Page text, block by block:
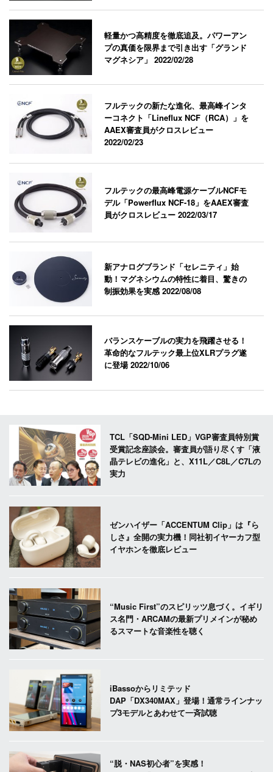
軽量かつ高精度を徹底追及。パワーアン
プの真価を限界まで引き出す「グランド
マグネシア」2022/02/28
フルテックの新たな進化、最高峰インタ
ーコネクト「Lineflux NCF（RCA）」を
AAEX審査員がクロスレビュー
2022/02/23
フルテックの最高峰電源ケーブルNCFモ
デル「Powerflux NCF-18」をAAEX審査
員がクロスレビュー2022/03/17
新アナログブランド「セレニティ」始
動！マグネシウムの特性に着目、驚きの
制振効果を実感2022/08/08
バランスケーブルの実力を飛躍させる！
革命的なフルテック最上位XLRプラグ遂
に登場2022/10/06
TCL「SQD-Mini LED」VGP審査員特別賞
受賞記念座談会。審査員が語り尽くす「液
晶テレビの進化」と、X11L／C8L／C7Lの
実力
ゼンハイザー「ACCENTUM Clip」は『ら
しさ』全開の実力機！同社初イヤーカフ型
イヤホンを徹底レビュー
“Music First”のスピリッツ息づく。イギリ
ス名門・ARCAMの最新プリメインが秘め
るスマートな音楽性を聴く
iBassoからリミテッド
DAP「DX340MAX」登場！通常ラインナッ
プ3モデルとあわせて一斉試聴
“脱・NAS初心者”を実感！